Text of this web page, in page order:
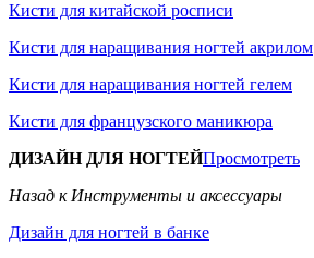
Кисти для китайской росписи
Кисти для наращивания ногтей акрилом
Кисти для наращивания ногтей гелем
Кисти для французского маникюра
ДИЗАЙН ДЛЯ НОГТЕЙПросмотреть
Назад к Инструменты и аксессуары
Дизайн для ногтей в банке